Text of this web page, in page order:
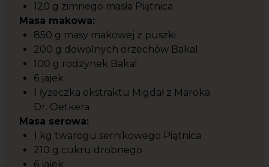
120 g zimnego masła Piątnica
Masa makowa:
850 g masy makowej z puszki
200 g dowolnych orzechów Bakal
100 g rodzynek Bakal
6 jajek
1 łyżeczka ekstraktu Migdał z Maroka
Dr. Oetkera
Masa serowa:
1 kg twarogu sernikowego Piątnica
210 g cukru drobnego
6 jajek